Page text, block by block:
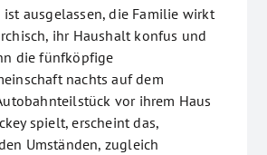
ist ausgelassen, die Familie wirkt
ihr Haushalt konfus und
die fünfköpfige
nachts auf dem
vor ihrem Haus
spielt, erscheint das,
Umständen, zugleich